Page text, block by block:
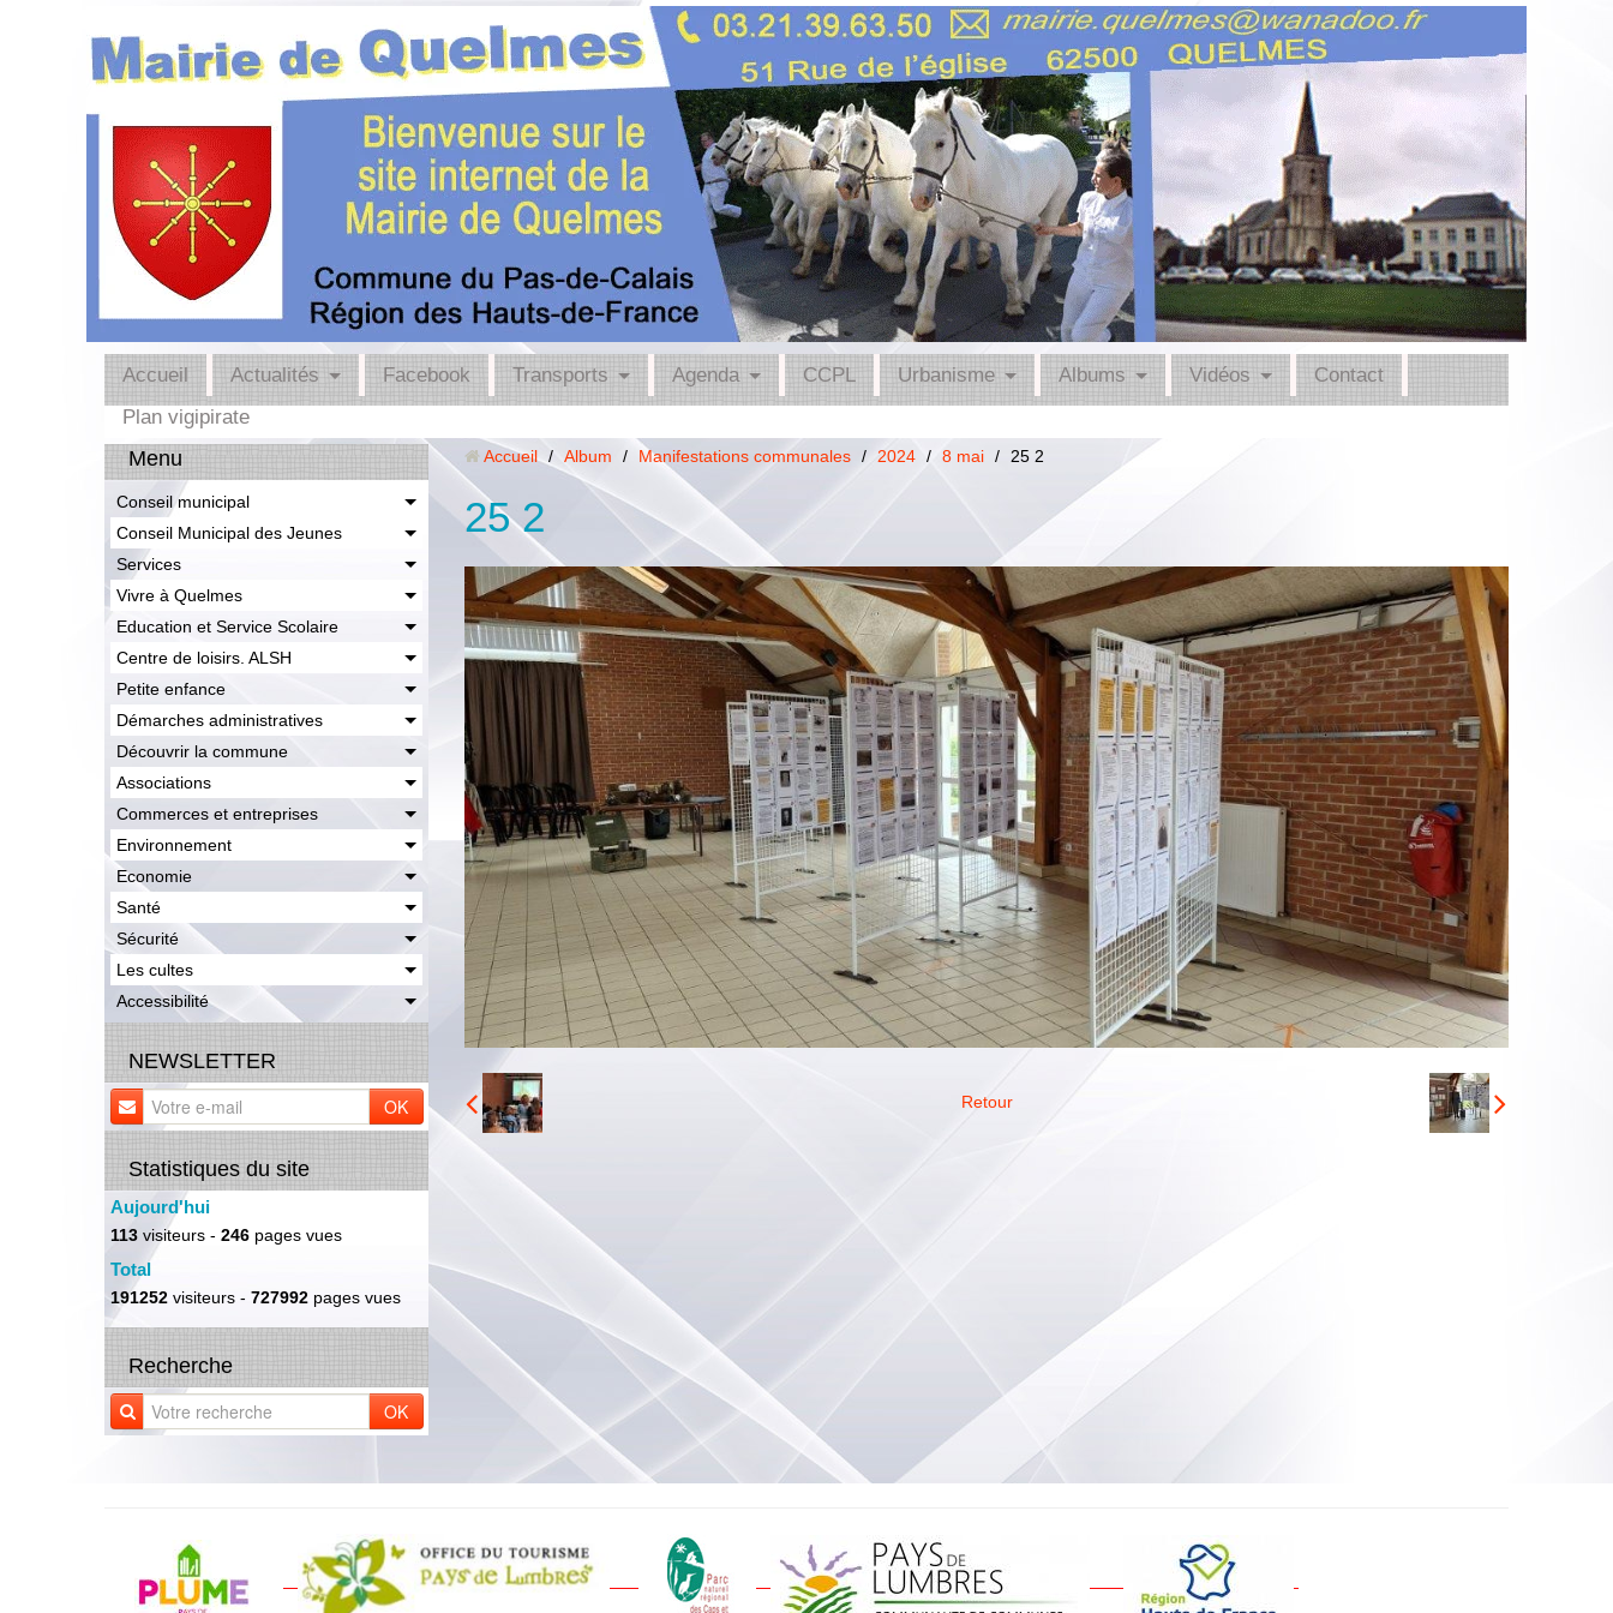
Accueil Actualités Facebook Transports Agenda CCPL Urbanisme Albums Vidéos
Contact
Plan vigipirate
Menu
Conseil municipal
Conseil Municipal des Jeunes
Services
Vivre à Quelmes
Education et Service Scolaire
Centre de loisirs. ALSH
Petite enfance
Démarches administratives
Découvrir la commune
Associations
Commerces et entreprises
Environnement
Economie
Santé
Sécurité
Les cultes
Accessibilité
NEWSLETTER
OK
Statistiques du site
Aujourd'hui
113 visiteurs - 246 pages vues
Total
191252 visiteurs - 727992 pages vues
Recherche
OK
Accueil / Album / Manifestations communales / 2024 / 8 mai / 25 2
25 2
Retour